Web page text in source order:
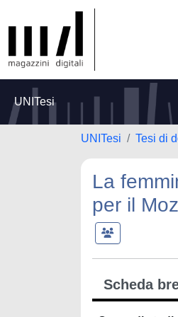
UNITesi
UNITesi Tesi di
La
per il
Scheda